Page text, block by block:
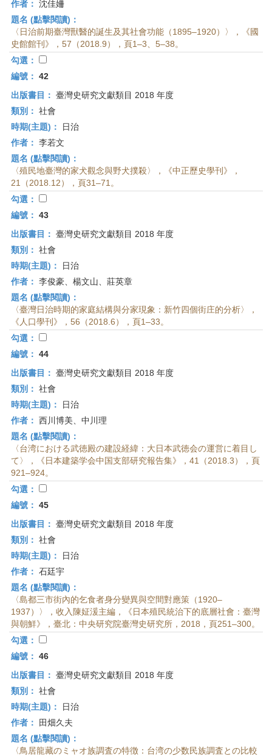
作者： 沈佳姍
題名 (點擊閱讀)：
〈日治前期臺灣獸醫的誕生及其社會功能（1895–1920）〉，《國
史館館刊》，57（2018.9），頁1–3、5–38。
勾選：
編號： 42
出版書目： 臺灣史研究文獻類目 2018 年度
類別： 社會
時期(主題)：
日治
作者： 李若文
題名 (點擊閱讀)：
〈殖民地臺灣的家犬觀念與野犬撲殺〉，《中正歷史學刊》，
21（2018.12），頁31–71。
勾選：
編號： 43
出版書目： 臺灣史研究文獻類目 2018 年度
類別： 社會
時期(主題)：
日治
作者： 李俊豪、楊文山、莊英章
題名 (點擊閱讀)：
〈臺灣日治時期的家庭結構與分家現象：新竹四個街庄的分析〉，
《人口學刊》，56（2018.6），頁1–33。
勾選：
編號： 44
出版書目： 臺灣史研究文獻類目 2018 年度
類別： 社會
時期(主題)：
日治
作者： 西川博美、中川理
題名 (點擊閱讀)：
〈台湾における武徳殿の建設経緯：大日本武徳会の運営に着目し
て〉，《日本建築学会中国支部研究報告集》，41（2018.3），頁
921–924。
勾選：
編號： 45
出版書目： 臺灣史研究文獻類目 2018 年度
類別： 社會
時期(主題)：
日治
作者： 石廷宇
題名 (點擊閱讀)：
〈島都三市街內的乞食者身分變異與空間對應策（1920–
1937）〉，收入陳姃湲主編，《日本殖民統治下的底層社會：臺灣
與朝鮮》，臺北：中央研究院臺灣史研究所，2018，頁251–300。
勾選：
編號： 46
出版書目： 臺灣史研究文獻類目 2018 年度
類別： 社會
時期(主題)：
日治
作者：
田畑久夫
題名 (點擊閱讀)：
〈鳥居龍藏のミャオ族調査の特徴：台湾の少数民族調査との比較